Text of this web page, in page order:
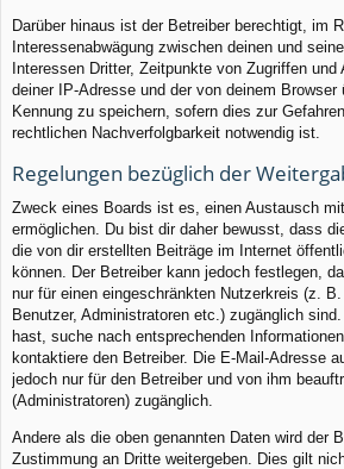
Darüber hinaus ist der Betreiber berechtigt, im
Interessenabwägung zwischen deinen und
Interessen Dritter, Zeitpunkte von Zugriffen
deiner IP-Adresse und der von deinem Browser
Kennung zu speichern, sofern dies zur
rechtlichen Nachverfolgbarkeit notwendig ist.
Regelungen bezüglich der
Zweck eines Boards ist es, einen Austausch
ermöglichen. Du bist dir daher bewusst, dass
die von dir erstellten Beiträge im Internet
können. Der Betreiber kann jedoch festlegen,
nur für einen eingeschränkten Nutzerkreis (z.
Benutzer, Administratoren etc.) zugänglich
hast, suche nach entsprechenden
kontaktiere den Betreiber. Die E-Mail-Adresse
jedoch nur für den Betreiber und von ihm
(Administratoren) zugänglich.
Andere als die oben genannten Daten wird der
Zustimmung an Dritte weitergeben. Dies gilt